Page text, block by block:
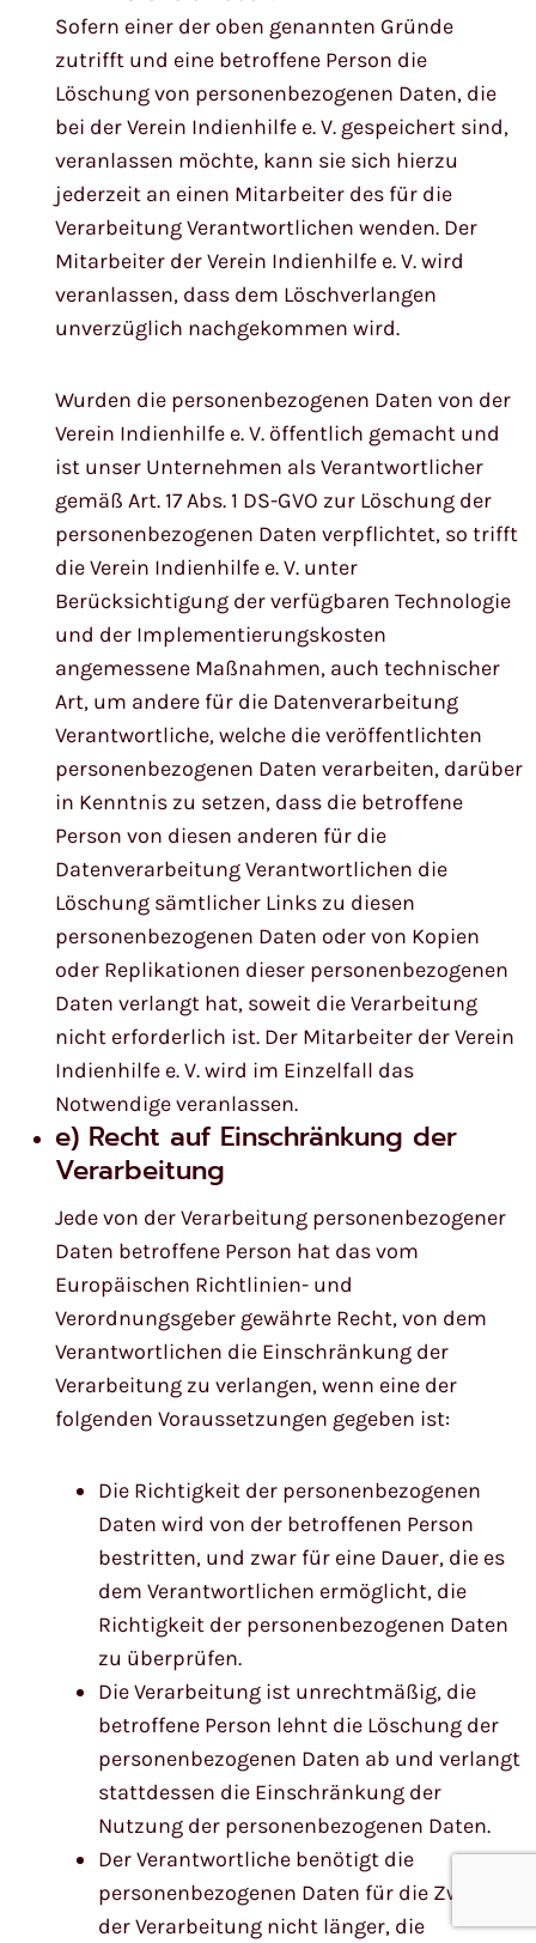
Sofern einer der oben genannten Gründe
zutrifft und eine betroffene Person die
Löschung von personenbezogenen Daten, die
bei der Verein Indienhilfe e. V. gespeichert sind,
veranlassen möchte, kann sie sich hierzu
jederzeit an einen Mitarbeiter des für die
Verarbeitung Verantwortlichen wenden. Der
Mitarbeiter der Verein Indienhilfe e. V. wird
veranlassen, dass dem Löschverlangen
unverzüglich nachgekommen wird.
Wurden die personenbezogenen Daten von der
Verein Indienhilfe e. V. öffentlich gemacht und
ist unser Unternehmen als Verantwortlicher
gemäß Art. 17 Abs. 1 DS-GVO zur Löschung der
personenbezogenen Daten verpflichtet, so trifft
die Verein Indienhilfe e. V. unter
Berücksichtigung der verfügbaren Technologie
und der Implementierungskosten
angemessene Maßnahmen, auch technischer
Art, um andere für die Datenverarbeitung
Verantwortliche, welche die veröffentlichten
personenbezogenen Daten verarbeiten, darüber
in Kenntnis zu setzen, dass die betroffene
Person von diesen anderen für die
Datenverarbeitung Verantwortlichen die
Löschung sämtlicher Links zu diesen
personenbezogenen Daten oder von Kopien
oder Replikationen dieser personenbezogenen
Daten verlangt hat, soweit die Verarbeitung
nicht erforderlich ist. Der Mitarbeiter der Verein
Indienhilfe e. V. wird im Einzelfall das
Notwendige veranlassen.
e) Recht auf Einschränkung der
Verarbeitung
Jede von der Verarbeitung personenbezogener
Daten betroffene Person hat das vom
Europäischen Richtlinien- und
Verordnungsgeber gewährte Recht, von dem
Verantwortlichen die Einschränkung der
Verarbeitung zu verlangen, wenn eine der
folgenden Voraussetzungen gegeben ist:
Die Richtigkeit der personenbezogenen
Daten wird von der betroffenen Person
bestritten, und zwar für eine Dauer, die es
dem Verantwortlichen ermöglicht, die
Richtigkeit der personenbezogenen Daten
zu überprüfen.
Die Verarbeitung ist unrechtmäßig, die
betroffene Person lehnt die Löschung der
personenbezogenen Daten ab und verlangt
stattdessen die Einschränkung der
Nutzung der personenbezogenen Daten.
Der Verantwortliche benötigt die
personenbezogenen Daten für die Zwecke
der Verarbeitung nicht länger, die